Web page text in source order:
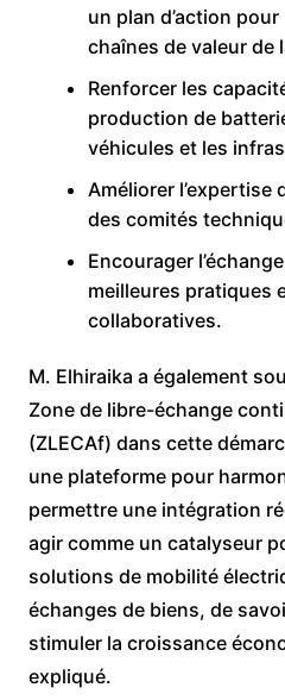
un plan d’action pour
chaînes de valeur de
Renforcer les
production de
véhicules et les
Améliorer
des comités
Encourager
meilleures pratiques
collaboratives.
M. Elhiraika a également
Zone de libre-échange
(ZLECAf) dans cette
une plateforme pour
permettre une intégration
agir comme un catalyseur
solutions de mobilité
échanges de biens, de
stimuler la croissance
expliqué.